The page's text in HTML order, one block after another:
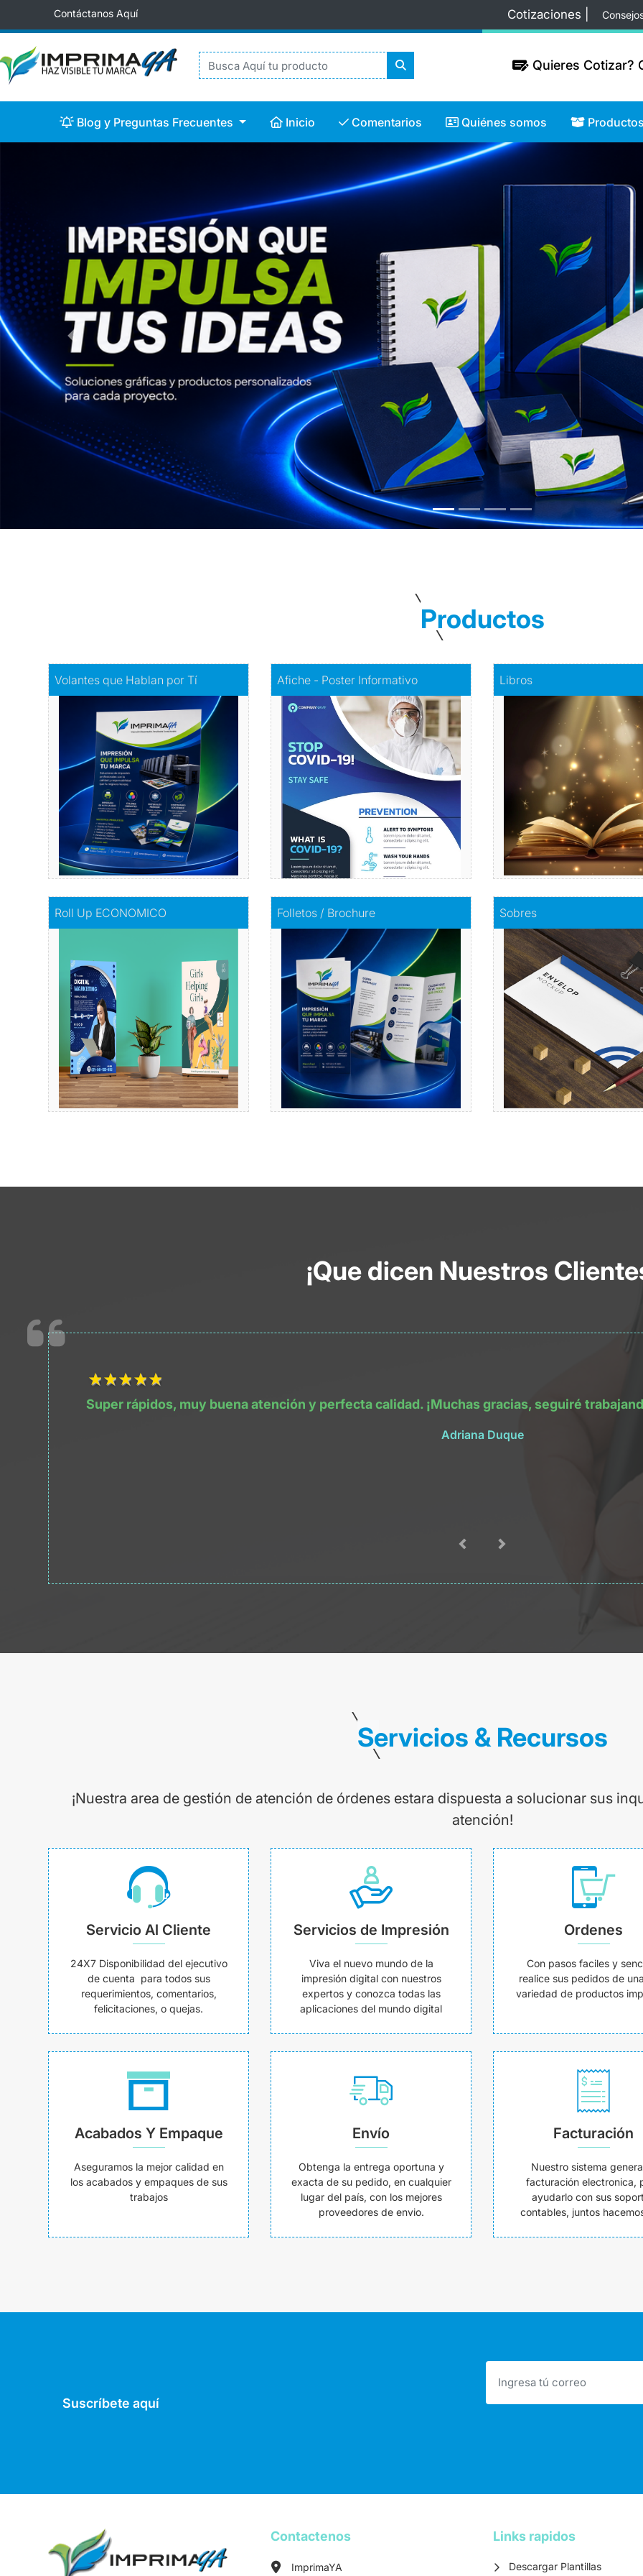
Contáctanos Aquí Cotizaciones |
Quieres Cotizar?
Quieres Cotizar?
Blog y Preguntas Frecuentes
Blog y Preguntas Frecuentes Inicio
Inicio Comentarios
Comentarios Quiénes somos
Quiénes somos Productos
Productos
Volantes que Hablan por Tí
Volantes con Amor
Comprar
Comprar
Afiche - Poster Informativo
Información visualmente atractiva
Comprar
Comprar
Libros
Haz realidad tu
Comprar
Comprar
Roll Up ECONOMICO
Comprar
Folletos / Brochure
Impacta con información
Comprar
Comprar
Sobres
Envuelve tu mensaje con
calidad
Comprar
Comprar
¡Que dicen Nuestros
1Título
2Título
3Título
4Título
Super rápidos, muy buena atención y perfecta calidad. ¡Muchas gracias, seguiré
Adriana Duque
Servicios & Recursos
¡Nuestra area de gestión de atención de órdenes estara dispuesta a solucionar sus
atención!
Servicio Al Cliente
24X7 Disponibilidad del ejecutivo
de cuenta para todos sus
requerimientos, comentarios,
felicitaciones, o quejas.
Servicios de Impresión
Viva el nuevo mundo de la
impresión digital con nuestros
expertos y conozca todas las
aplicaciones del mundo digital
Ordenes
Con pasos faciles y
realice sus pedidos de
variedad de productos
Acabados Y Empaque
Aseguramos la mejor calidad en
los acabados y empaques de sus
trabajos
Envío
Obtenga la entrega oportuna y
exacta de su pedido, en cualquier
lugar del país, con los mejores
proveedores de envio.
Facturación
Nuestro sistema
facturación electronica,
ayudarlo con sus
contables, juntos
Suscríbete aquí
Contactenos
ImprimaYA
Links rapidos
Descargar Plantillas